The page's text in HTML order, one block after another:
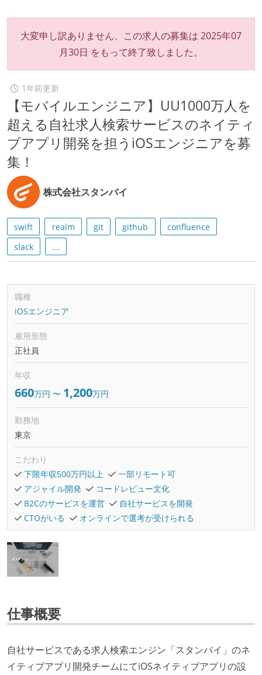
大変申し訳ありません、この求人の募集は 2025年07
月30日 をもって終了致しました。
1年前更新
【モバイルエンジニア】UU1000万人を
超える自社求人検索サービスのネイティ
ブアプリ開発を担うiOSエンジニアを募
集！
株式会社スタンバイ
swift realm git github
confluence
slack
...
職種
iOSエンジニア
雇用形態
正社員
年収
660万円 〜 1,200万円
勤務地
東京
こだわり
下限年収500万円以上
一部リモート可
アジャイル開発
コードレビュー文化
B2Cのサービスを運営
自社サービスを開発
CTOがいる
オンラインで選考が受けられる
仕事概要
自社サービスである求人検索エンジン「スタンバイ」のネ
イティブアプリ開発チームにてiOSネイティブアプリの設